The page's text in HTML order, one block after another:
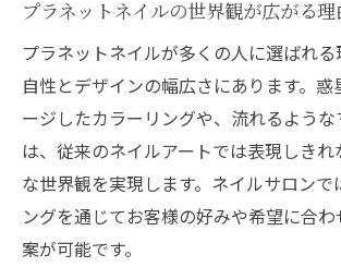
ネイルサロン流アートの奥深さ
プラネットネイルならではの
マグネットアートが生み出す
ネイルサロンスタッフ直伝の
PLANET neil発想で幅が広が
こだわりネイルを楽しむならプロ
すめ
ネイルサロンで叶う理想のこだ
プラネットネイルの世界観が広がる理
プラネットネイルが多くの人に選ばれ
自性とデザインの幅広さにあります。惑
ージしたカラーリングや、流れるよう
は、従来のネイルアートでは表現しき
な世界観を実現します。ネイルサロンで
ングを通じてお客様の好みや希望に合
案が可能です。